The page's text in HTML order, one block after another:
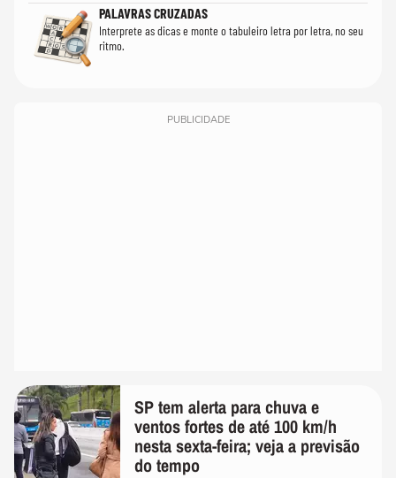
PALAVRAS CRUZADAS
Interprete as dicas e monte o tabuleiro letra por letra, no seu
ritmo.
PUBLICIDADE
SP tem alerta para chuva e
ventos fortes de até 100 km/h
nesta sexta-feira; veja a previsão
do tempo